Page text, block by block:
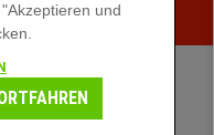
ansehen - und